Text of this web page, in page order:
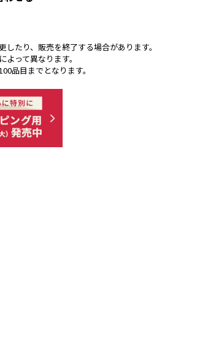
たり、販売を終了する場合があります。
って異なります。
品目までとなります。